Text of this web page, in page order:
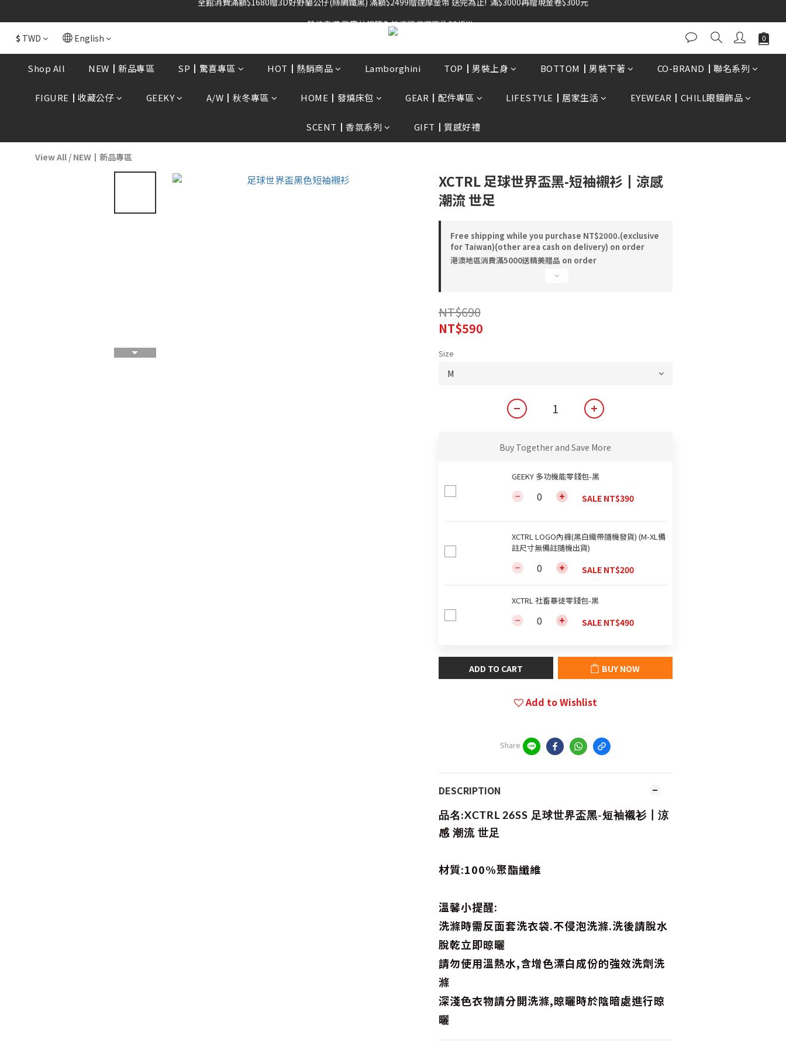
雙倍奉還 歡慶父親節全館褲類任選兩件88折!!!
雙倍奉還 歡慶父親節全館褲類任選兩件88折!!!
$ TWD English
Shop All NEW┃新品專區 SP┃驚喜專區 HOT┃熱銷商品 Lamborghini TOP┃男裝上身 BOTTOM┃男裝下著 CO-BRAND┃聯名系列
FIGURE┃收藏公仔 GEEKY A/W┃秋冬專區 HOME┃發燒床包 GEAR┃配件專區 LIFESTYLE┃居家生活 EYEWEAR┃CHILL眼鏡飾品
SCENT┃香氛系列 GIFT┃質感好禮
View All / NEW┃新品專區
XCTRL 足球世界盃黑-短袖襯衫┃涼感
潮流 世足
Free shipping while you purchase NT$2000.(exclusive
for Taiwan)(other area cash on delivery) on order
港澳地區消費滿5000送精美贈品 on order
NT$690
NT$590
Size
Buy Together and Save More
GEEKY 多功機能零錢包-黑
SALE NT$390
XCTRL LOGO內褲(黑白織帶隨機發貨) (M-XL備
註尺寸無備註隨機出貨)
SALE NT$200
XCTRL 社畜暴徒零錢包-黑
SALE NT$490
ADD TO CART BUY NOW
Add to Wishlist
Share
DESCRIPTION
品名:XCTRL 26SS 足球世界盃黑-短袖襯衫┃涼
感 潮流 世足
材質:100%聚酯纖維
溫馨小提醒:
洗滌時需反面套洗衣袋.不侵泡洗滌.洗後請脫水
脫乾立即晾曬
請勿使用溫熱水,含增色漂白成份的強效洗劑洗
滌
深淺色衣物請分開洗滌,晾曬時於陰暗處進行晾
曬
BUY NOW